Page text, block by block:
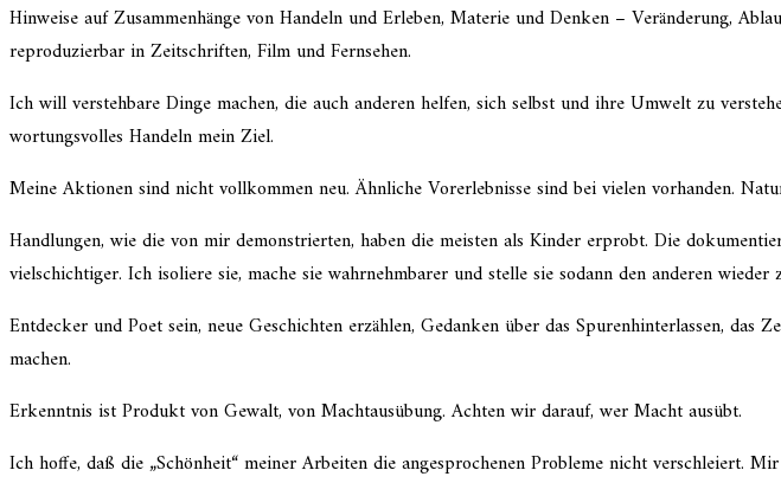
Hinweise auf Zusammenhänge von Handeln und Erleben, Materie und Denken – Veränderung,
repro­du­zier­bar in Zeitschriften, Film und Fernsehen.
Ich will versteh­bare Dinge machen, die auch anderen helfen, sich selbst und ihre Umwelt zu
wor­tungs­vol­les Handeln mein Ziel.
Meine Aktionen sind nicht vollkom­men neu. Ähnliche Vorerlebnisse sind bei vielen vorhan­den.
Handlungen, wie die von mir demons­trier­ten, haben die meisten als Kinder erprobt. Die
vielschich­ti­ger. Ich isoliere sie, mache sie wahrnehm­ba­rer und stelle sie sodann den anderen wieder
Entdecker und Poet sein, neue Geschichten erzäh­len, Gedanken über das Spurenhinterlassen,
machen.
Erkenntnis ist Produkt von Gewalt, von Machtausübung. Achten wir darauf, wer Macht ausübt.
Ich hoffe, daß die „Schönheit“ meiner Arbeiten die angespro­che­nen Probleme nicht verschlei­ert.